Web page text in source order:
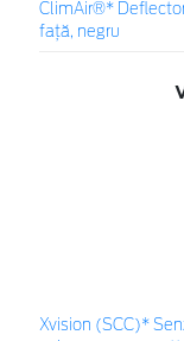
ClimAir®*
față, negru
Xvision (SCC)*